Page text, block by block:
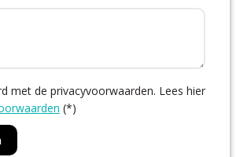
met de privacyvoorwaarden. Lees hier
(*)